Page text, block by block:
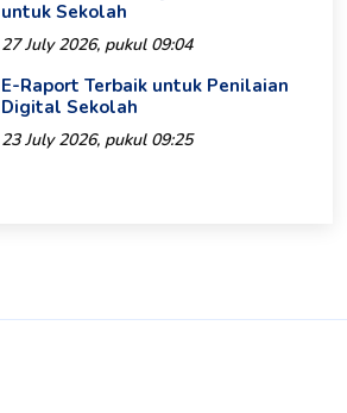
untuk Sekolah
27 July 2026, pukul 09:04
E-Raport Terbaik untuk Penilaian
Digital Sekolah
23 July 2026, pukul 09:25